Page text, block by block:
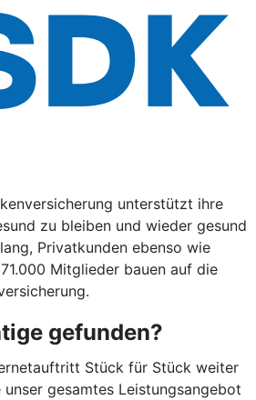
unterstützt ihre
zu bleiben und wieder gesund
Privatkunden ebenso wie
Mitglieder bauen auf die
gefunden?
Stück für Stück weiter
unser gesamtes Leistungsangebot